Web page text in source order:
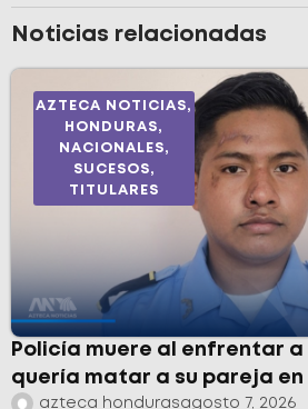
Noticias relacionadas
AZTECA NOTICIAS,
HONDURAS,
NACIONALES,
SUCESOS,
TITULARES
Policía muere al enfrentar a
quería matar a su pareja en
azteca hondurasagosto 7, 2026